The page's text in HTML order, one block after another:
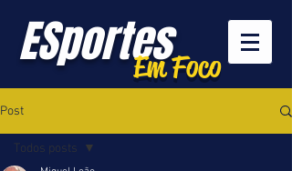
ESportesEm Foco
Post
Todos posts